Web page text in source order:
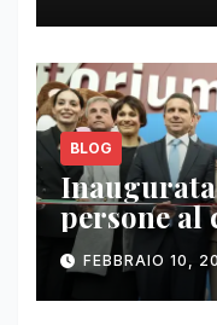
BLOG
persone al
contenuti,
FEBBRAIO 10,